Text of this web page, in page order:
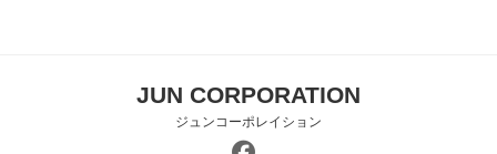
JUN CORPORATION
ジュンコーポレイション